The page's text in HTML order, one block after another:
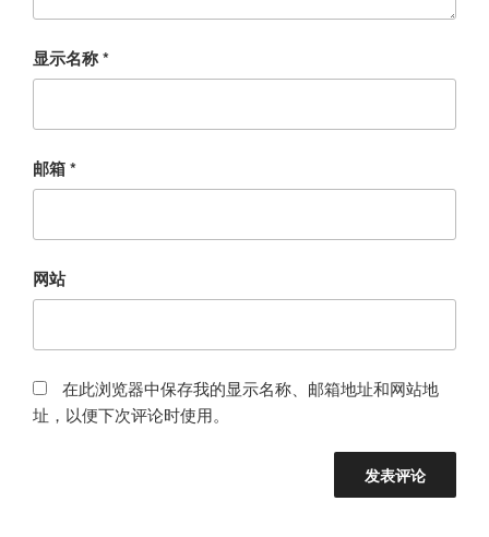
显示名称*
邮箱*
网站
在此浏览器中保存我的显示名称、邮箱地址和网站地
址，以便下次评论时使用。